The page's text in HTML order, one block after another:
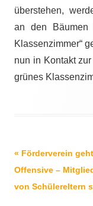
überstehen,
an den Bäumen
Klassenzimmer“
nun in Kontakt
grünes
Beitrags-
Navigation
« Förderverein
Offensive –
von Schülereltern